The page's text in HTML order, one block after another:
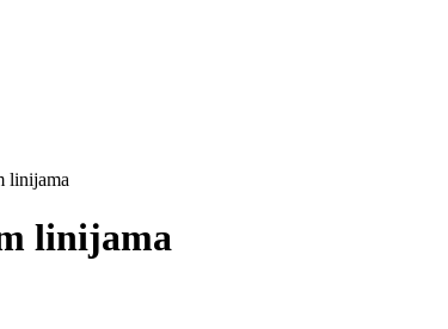
linijama
linijama